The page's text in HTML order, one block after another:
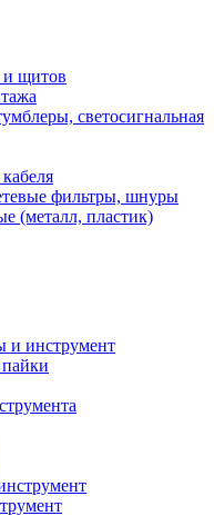
и щитов
светосигнальная
фильтры, шнуры
(металл, пластик)
и инструмент